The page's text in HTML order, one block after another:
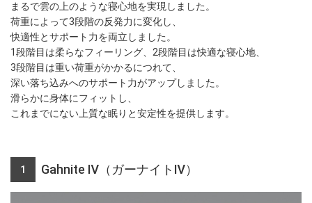
まるで雲の上のような寝心地を実現しました。
荷重によって3段階の反発力に変化し、
快適性とサポート力を両立しました。
1段階目は柔らなフィーリング、2段階目は快適な寝心地、
3段階目は重い荷重がかかるにつれて、
深い落ち込みへのサポート力がアップしました。
滑らかに身体にフィットし、
これまでにない上質な眠りと安定性を提供します。
1 Gahnite Ⅳ（ガーナイトⅣ）